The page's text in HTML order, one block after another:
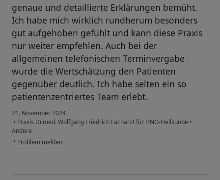
genaue und detaillierte Erklärungen bemüht.
Ich habe mich wirklich rundherum besonders
gut aufgehoben gefühlt und kann diese Praxis
nur weiter empfehlen. Auch bei der
allgemeinen telefonischen Terminvergabe
wurde die Wertschätzung den Patienten
gegenüber deutlich. Ich habe selten ein so
patientenzentriertes Team erlebt.
21. November 2024
• Praxis Dr.med. Wolfgang Friedrich Facharzt für HNO-Heilkunde •
Andere
• Problem melden